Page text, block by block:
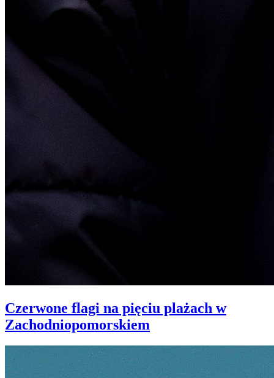
Czerwone flagi na pięciu plażach w
Zachodniopomorskiem